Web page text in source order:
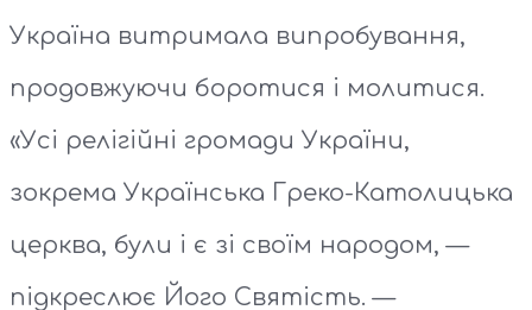
Україна витримала випробування,
продовжуючи боротися і молитися.
«Усі релігійні громади України,
зокрема Українська Греко-Католицька
церква, були і є зі своїм народом, —
підкреслює Його Святість. —